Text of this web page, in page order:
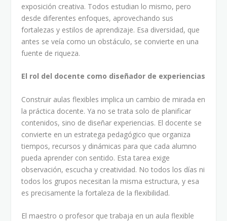
exposición creativa. Todos estudian lo mismo, pero
desde diferentes enfoques, aprovechando sus
fortalezas y estilos de aprendizaje. Esa diversidad, que
antes se veía como un obstáculo, se convierte en una
fuente de riqueza.
El rol del docente como diseñador de experiencias
Construir aulas flexibles implica un cambio de mirada en
la práctica docente. Ya no se trata solo de planificar
contenidos, sino de diseñar experiencias. El docente se
convierte en un estratega pedagógico que organiza
tiempos, recursos y dinámicas para que cada alumno
pueda aprender con sentido. Esta tarea exige
observación, escucha y creatividad. No todos los días ni
todos los grupos necesitan la misma estructura, y esa
es precisamente la fortaleza de la flexibilidad.
El maestro o profesor que trabaja en un aula flexible